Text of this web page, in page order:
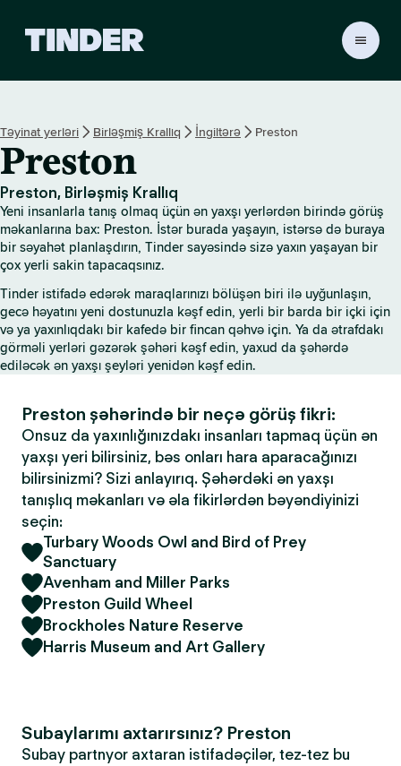
r
m
e
Təyinat yerləri Birləşmiş Krallıq İngiltərə Preston
Preston
Preston, Birləşmiş Krallıq
Yeni insanlarla tanış olmaq üçün ən yaxşı yerlərdən birində görüş
məkanlarına bax: Preston. İstər burada yaşayın, istərsə də buraya
bir səyahət planlaşdırın, Tinder sayəsində sizə yaxın yaşayan bir
çox yerli sakin tapacaqsınız.
Tinder istifadə edərək maraqlarınızı bölüşən biri ilə uyğunlaşın,
gecə həyatını yeni dostunuzla kəşf edin, yerli bir barda bir içki için
və ya yaxınlıqdakı bir kafedə bir fincan qəhvə için. Ya da ətrafdakı
görməli yerləri gəzərək şəhəri kəşf edin, yaxud da şəhərdə
ediləcək ən yaxşı şeyləri yenidən kəşf edin.
Preston şəhərində bir neçə görüş fikri:
Onsuz da yaxınlığınızdakı insanları tapmaq üçün ən
yaxşı yeri bilirsiniz, bəs onları hara aparacağınızı
bilirsinizmi? Sizi anlayırıq. Şəhərdəki ən yaxşı
tanışlıq məkanları və əla fikirlərdən bəyəndiyinizi
seçin:
Turbary Woods Owl and Bird of Prey
Sanctuary
Avenham and Miller Parks
Preston Guild Wheel
Brockholes Nature Reserve
Harris Museum and Art Gallery
Subaylarımı axtarırsınız? Preston
Subay partnyor axtaran istifadəçilər, tez-tez bu